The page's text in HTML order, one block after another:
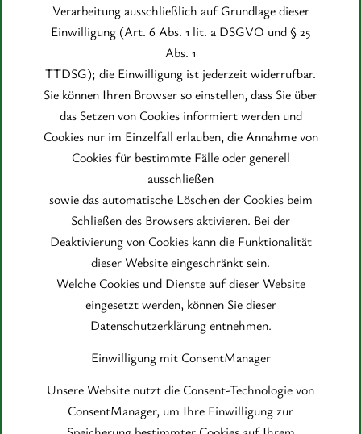
Verarbeitung ausschließlich auf Grundlage dieser
Einwilligung (Art. 6 Abs. 1 lit. a DSGVO und § 25
Abs. 1
TTDSG); die Einwilligung ist jederzeit widerrufbar.
Sie können Ihren Browser so einstellen, dass Sie über
das Setzen von Cookies informiert werden und
Cookies nur im Einzelfall erlauben, die Annahme von
Cookies für bestimmte Fälle oder generell
ausschließen
sowie das automatische Löschen der Cookies beim
Schließen des Browsers aktivieren. Bei der
Deaktivierung von Cookies kann die Funktionalität
dieser Website eingeschränkt sein.
Welche Cookies und Dienste auf dieser Website
eingesetzt werden, können Sie dieser
Datenschutzerklärung entnehmen.
Einwilligung mit ConsentManager
Unsere Website nutzt die Consent-Technologie von
ConsentManager, um Ihre Einwilligung zur